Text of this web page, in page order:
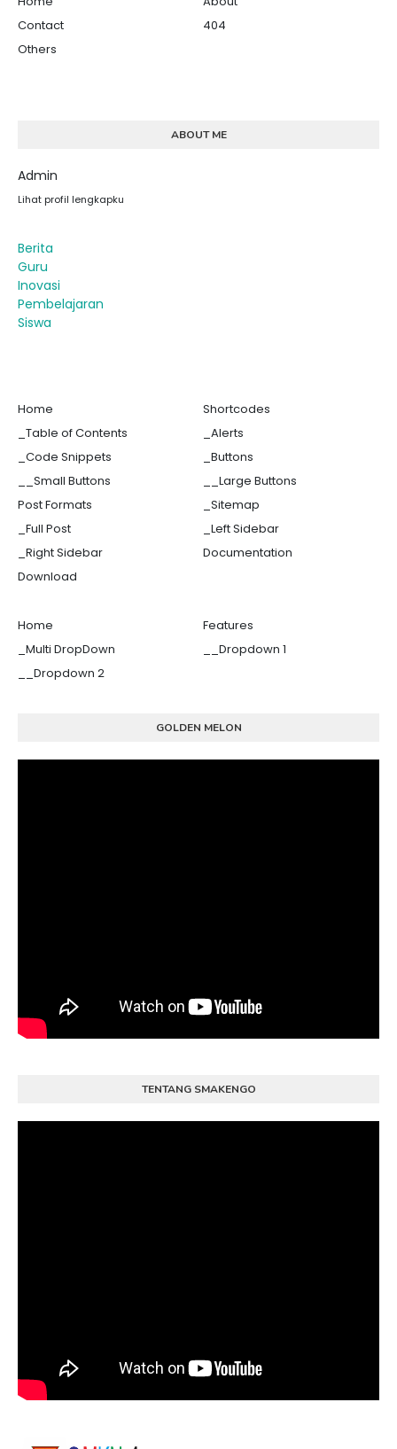
Contact
404
Others
ABOUT ME
Admin
Lihat profil lengkapku
Berita
Guru
Inovasi
Pembelajaran
Siswa
Home
Shortcodes
_Table of Contents
_Alerts
_Code Snippets
_Buttons
__Small Buttons
__Large Buttons
Post Formats
_Sitemap
_Full Post
_Left Sidebar
_Right Sidebar
Documentation
Download
Home
Features
_Multi DropDown
__Dropdown 1
__Dropdown 2
GOLDEN MELON
TENTANG SMAKENGO